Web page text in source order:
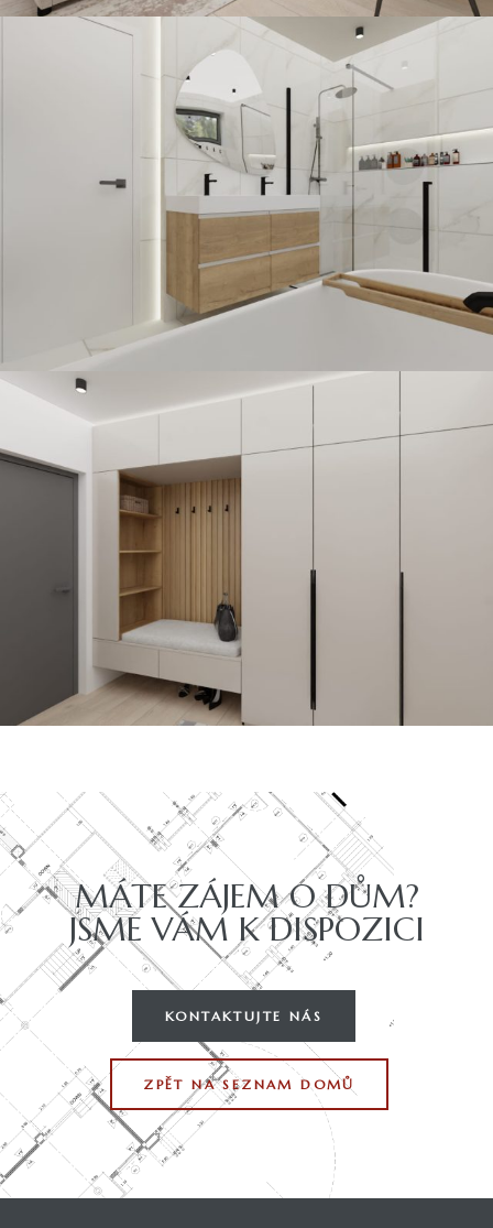
MÁTE ZÁJEM O DŮM?
JSME VÁM K DISPOZICI
KONTAKTUJTE NÁS
ZPĚT NA SEZNAM DOMŮ